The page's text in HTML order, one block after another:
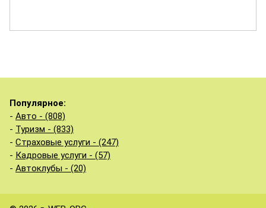
Популярное:
- Авто - (808)
- Туризм - (833)
- Страховые услуги - (247)
- Кадровые услуги - (57)
- Автоклубы - (20)